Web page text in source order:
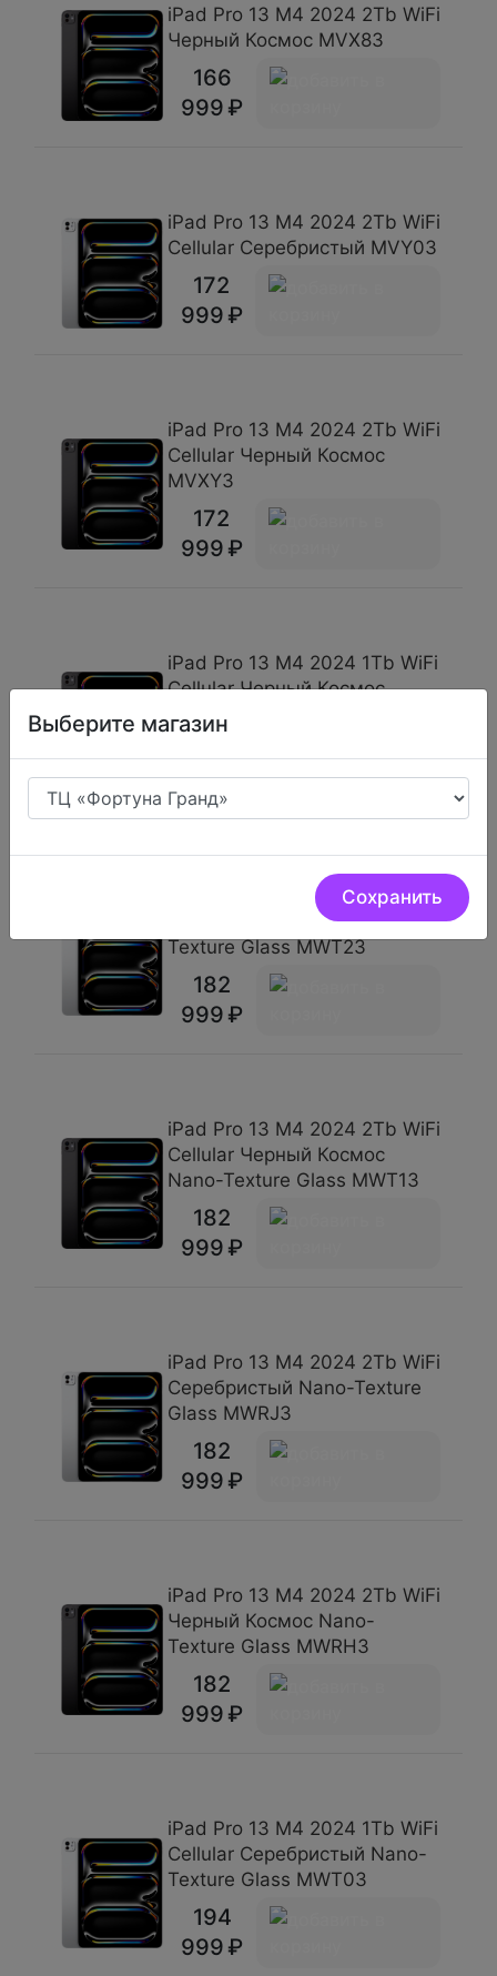
Выберите магазин
Сохранить
iPad Pro 13 М4 2024 2Tb WiFi
Черный Космос MVX83
166
999
iPad Pro 13 М4 2024 2Tb WiFi
Cellular Серебристый MVY03
172
999
iPad Pro 13 М4 2024 2Tb WiFi
Cellular Черный Космос
MVXY3
172
999
iPad Pro 13 М4 2024 1Tb WiFi
Cellular Черный Космос
Nano-Texture Glass MWRY3
172
999
iPad Pro 13 М4 2024 2Tb WiFi
Cellular Серебристый Nano-
Texture Glass MWT23
182
999
iPad Pro 13 М4 2024 2Tb WiFi
Cellular Черный Космос
Nano-Texture Glass MWT13
182
999
iPad Pro 13 М4 2024 2Tb WiFi
Серебристый Nano-Texture
Glass MWRJ3
182
999
iPad Pro 13 М4 2024 2Tb WiFi
Черный Космос Nano-
Texture Glass MWRH3
182
999
iPad Pro 13 М4 2024 1Tb WiFi
Cellular Серебристый Nano-
Texture Glass MWT03
194
999